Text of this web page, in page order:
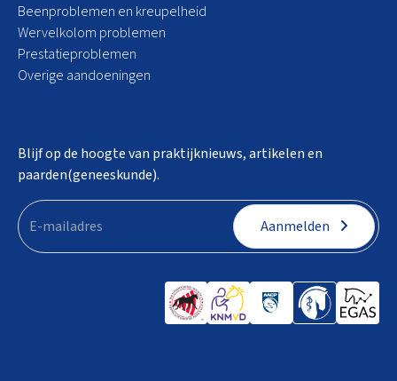
Beenproblemen en kreupelheid
Wervelkolom problemen
Prestatieproblemen
Overige aandoeningen
Blijf op de hoogte van praktijknieuws, artikelen en
paarden(geneeskunde).
Aanmelden